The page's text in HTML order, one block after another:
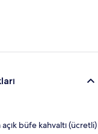
açık büfe kahvaltı (ücretli)